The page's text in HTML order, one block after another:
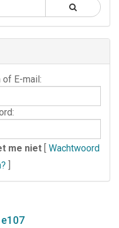
of E-mail:Gebruikersnaam
E-
mail:
me niet
Wachtwoord
]